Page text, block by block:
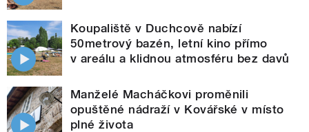
Koupaliště v Duchcově nabízí
50metrový bazén, letní kino přímo
v areálu a klidnou atmosféru bez davů
Manželé Macháčkovi proměnili
opuštěné nádraží v Kovářské v místo
plné života